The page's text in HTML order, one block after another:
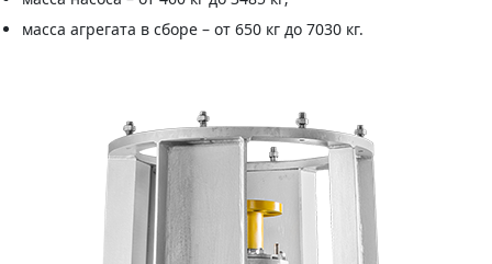
масса агрегата в сборе – от 650 кг до 7030 кг.